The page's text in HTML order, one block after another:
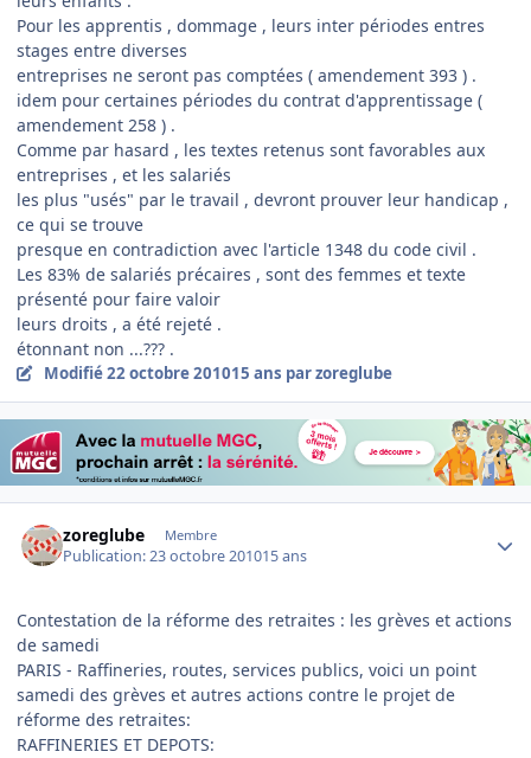
Pour les apprentis , dommage , leurs inter périodes entres
stages entre diverses
entreprises ne seront pas comptées ( amendement 393 ) .
idem pour certaines périodes du contrat d'apprentissage (
amendement 258 ) .
Comme par hasard , les textes retenus sont favorables aux
entreprises , et les salariés
les plus "usés" par le travail , devront prouver leur handicap ,
ce qui se trouve
presque en contradiction avec l'article 1348 du code civil .
Les 83% de salariés précaires , sont des femmes et texte
présenté pour faire valoir
leurs droits , a été rejeté .
étonnant non ...??? .
Modifié22 octobre 201015 ans par zoreglube
zoreglube Membre
Publication:23 octobre 201015 ans
Contestation de la réforme des retraites : les grèves et actions
de samedi
PARIS - Raffineries, routes, services publics, voici un point
samedi des grèves et autres actions contre le projet de
réforme des retraites:
RAFFINERIES ET DEPOTS: